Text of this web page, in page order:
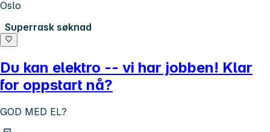
Oslo
Superrask søknad
Du kan elektro -- vi har jobben! Klar
for oppstart nå?
GOD MED EL?